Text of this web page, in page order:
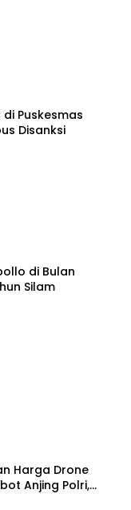
Puskesmas
Disanksi
di Bulan
Silam
Harga Drone
Anjing Polri,